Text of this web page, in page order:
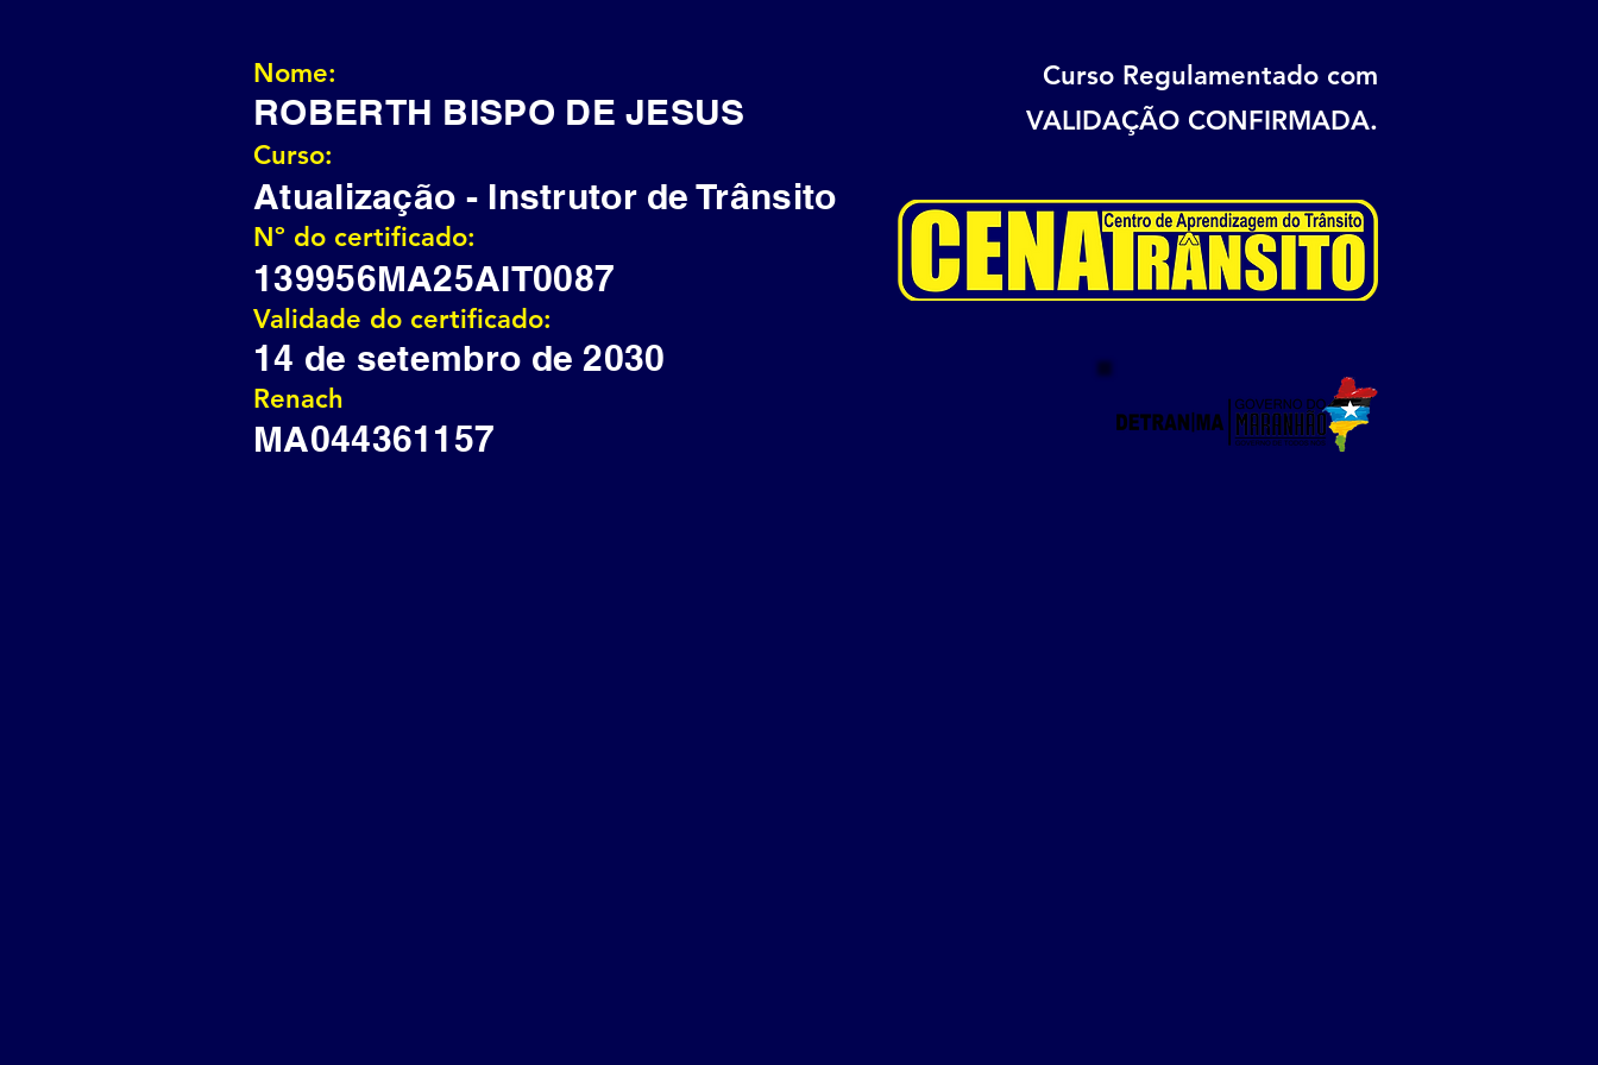
Nome:
ROBERTH BISPO DE JESUS
Curso Regulamentado com
VALIDAÇÃO CONFIRMADA.
Curso:
Atualização - Instrutor de Trânsito
Nº do certificado:
139956MA25AIT0087
Validade do certificado:
14 de setembro de 2030
Renach
MA044361157